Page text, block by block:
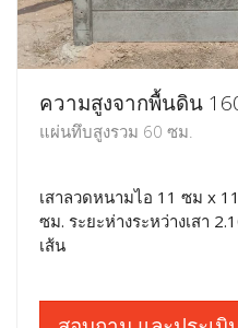
ความสูงจากพื้นดิน
แผ่นทึบสูงรวม 60 ซม.
เสาลวดหนามไอ 11 ซม x
ซม. ระยะห่างระหว่างเสา
เส้น